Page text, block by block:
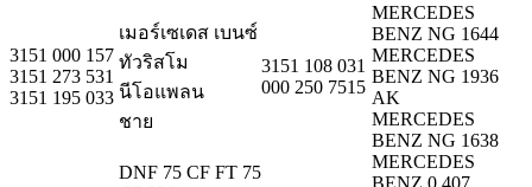
3151 000 157
3151 273 531
3151 195 033
เมอร์เซเดส เบนซ์
ทัวริสโม
นีโอแพลน
ชาย
3151 108 031
000 250 7515
MERCEDES
BENZ NG 1644
MERCEDES
BENZ NG 1936
AK
MERCEDES
BENZ NG 1638
DNF 75 CF FT 75
MERCEDES
BENZ 0 407